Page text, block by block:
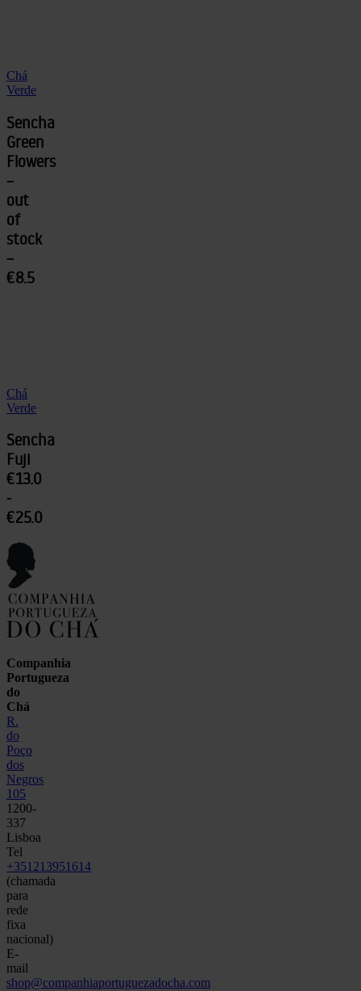
Chá
Verde
Sencha
Green
Flowers
–
out
of
stock
–
€8.5
Chá
Verde
Sencha
Fuji
€13.0
-
€25.0
Companhia
Portugueza
do
Chá
R.
do
Poço
dos
Negros
105
1200-
337
Lisboa
Tel
+351213951614
(chamada
para
rede
fixa
nacional)
E-
mail
shop@companhiaportuguezadocha.com